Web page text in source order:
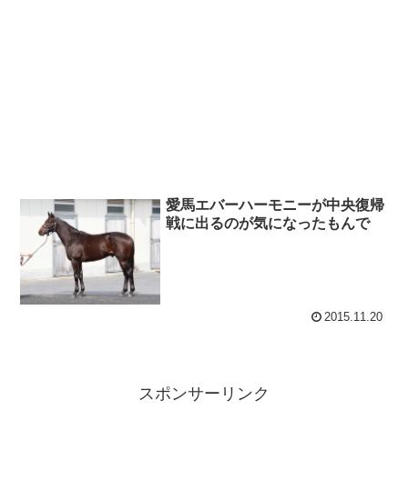
愛馬エバーハーモニーが中央復帰
戦に出るのが気になったもんで
2015.11.20
スポンサーリンク